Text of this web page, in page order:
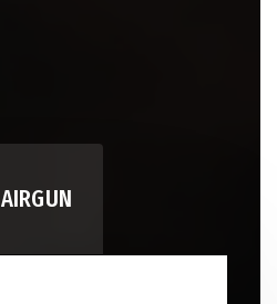
AIRGUN